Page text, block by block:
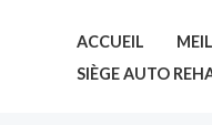
ACCUEIL
SIÈGE AUTO